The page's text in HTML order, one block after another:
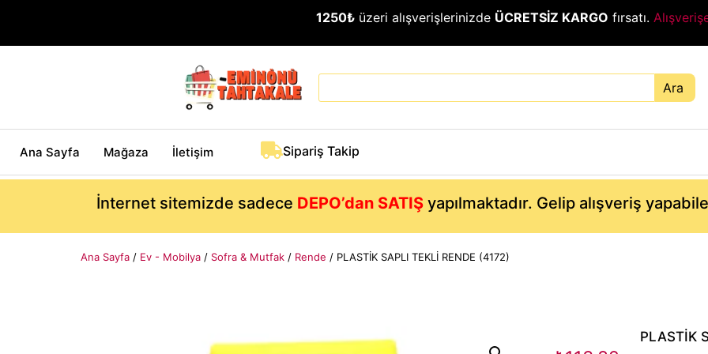
1250₺ üzeri alışverişlerinizde ÜCRETSİZ KARGO fırsatı.
Ara
Ana Sayfa Mağaza İletişim Sipariş Takip
İnternet sitemizde sadece DEPO’dan SATIŞyapılmaktadır. Gelip alışveriş
Ana Sayfa / Ev - Mobilya / Sofra & Mutfak / Rende / PLASTİK SAPLI TEKLİ RENDE (4172)
PLASTİK